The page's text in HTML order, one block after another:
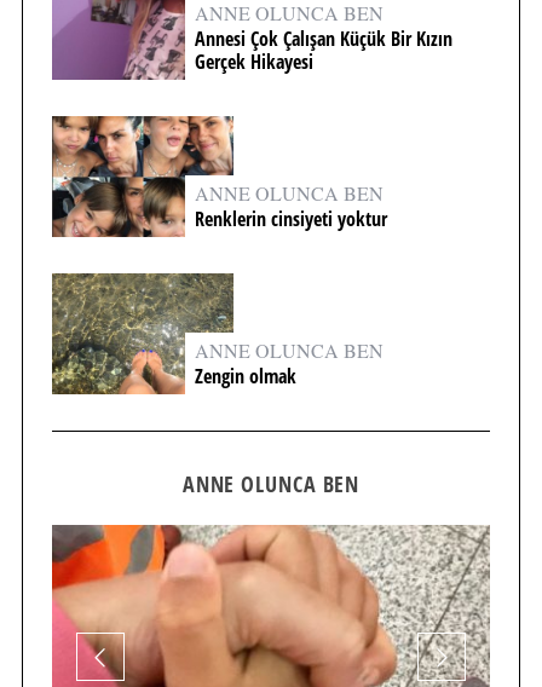
ANNE OLUNCA BEN
Annesi Çok Çalışan Küçük Bir Kızın
Gerçek Hikayesi
ANNE OLUNCA BEN
Renklerin cinsiyeti yoktur
ANNE OLUNCA BEN
Zengin olmak
ANNE OLUNCA BEN